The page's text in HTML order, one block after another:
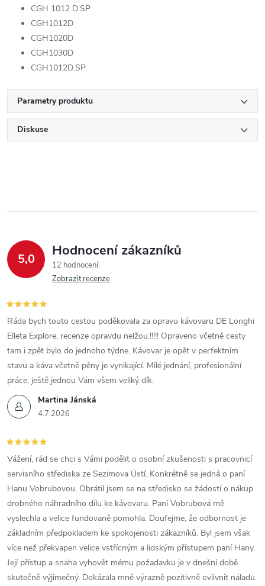
CGH 1012 D.SP
CGH1012D
CGH1020D
CGH1030D
CGH1012D.SP
Parametry produktu
Diskuse
5,0 Hodnocení zákazníků
12 hodnocení
Zobrazit recenze
Martina Jánská
4.7.2026
Ráda bych touto cestou poděkovala za opravu kávovaru DE Longhi
Elleta Explore, recenze opravdu nelžou.!!!!! Opraveno včetně cesty
tam i zpět bylo do jednoho týdne. Kávovar je opět v perfektním
stavu a káva včetně pěny je vynikající. Milé jednání, profesionální
práce, ještě jednou Vám všem veliký dík.
Vážení, rád se chci s Vámi podělit o osobní zkušenosti s pracovnicí
servisního střediska ze Sezimova Ústí. Konkrétně se jedná o paní
Hanu Vobrubovou. Obrátil jsem se na středisko se žádostí o nákup
drobného náhradního dílu ke kávovaru. Paní Vobrubová mě
vyslechla a velice fundovaně pomohla. Doufejme, že odbornost je
základním předpokladem ke spokojenosti zákazníků. Byl jsem však
více než překvapen velice vstřícným a lidským přístupem paní Hany.
Její přístup a snaha vyhovět mému požadavku je v dnešní době
skutečně výjimečný. Dokázala mně výrazně pozitivně ovlivnit náladu.